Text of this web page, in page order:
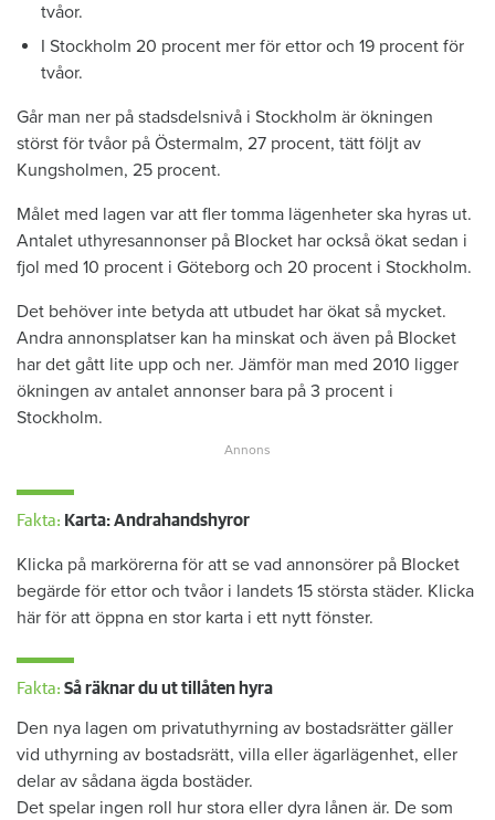
tvåor.
I Stockholm 20 procent mer för ettor och 19 procent för
tvåor.
Går man ner på stadsdelsnivå i Stockholm är ökningen
störst för tvåor på Östermalm, 27 procent, tätt följt av
Kungsholmen, 25 procent.
Målet med lagen var att fler tomma lägenheter ska hyras ut.
Antalet uthyresannonser på Blocket har också ökat sedan i
fjol med 10 procent i Göteborg och 20 procent i Stockholm.
Det behöver inte betyda att utbudet har ökat så mycket.
Andra annonsplatser kan ha minskat och även på Blocket
har det gått lite upp och ner. Jämför man med 2010 ligger
ökningen av antalet annonser bara på 3 procent i
Stockholm.
Fakta: Karta: Andrahandshyror
Klicka på markörerna för att se vad annonsörer på Blocket
begärde för ettor och tvåor i landets 15 största städer. Klicka
här för att öppna en stor karta i ett nytt fönster.
Fakta: Så räknar du ut tillåten hyra
Den nya lagen om privatuthyrning av bostadsrätter gäller
vid uthyrning av bostadsrätt, villa eller ägarlägenhet, eller
delar av sådana ägda bostäder.
Det spelar ingen roll hur stora eller dyra lånen är. De som